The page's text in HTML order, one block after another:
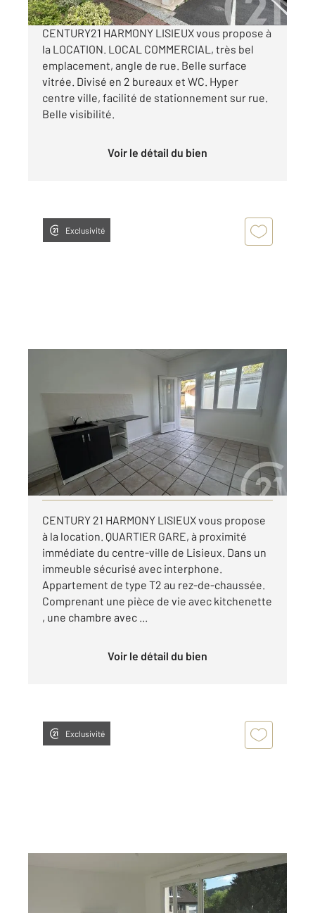
CENTURY21 HARMONY LISIEUX vous propose à
la LOCATION. LOCAL COMMERCIAL, très bel
emplacement, angle de rue. Belle surface
vitrée. Divisé en 2 bureaux et WC. Hyper
centre ville, facilité de stationnement sur rue.
Belle visibilité.
Voir le détail du bien
Exclusivité
Ref : 2514
Appartement F2 à louer
430 €
par mois charges comprises
Visiter le site dédié
CENTURY 21 HARMONY LISIEUX vous propose
à la location. QUARTIER GARE, à proximité
immédiate du centre-ville de Lisieux. Dans un
immeuble sécurisé avec interphone.
Appartement de type T2 au rez-de-chaussée.
Comprenant une pièce de vie avec kitchenette
, une chambre avec ...
Voir le détail du bien
Exclusivité